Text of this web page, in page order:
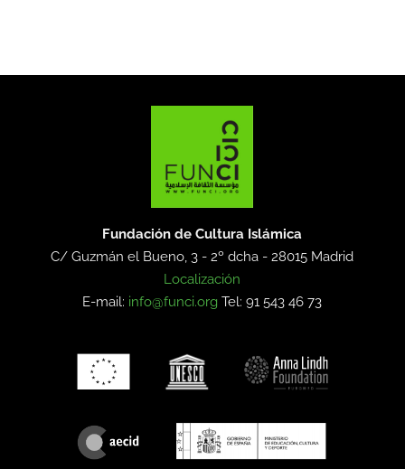
Fundación de Cultura Islámica
C/ Guzmán el Bueno, 3 - 2º dcha -28015 Madrid
Localización
E-mail: info@funci.org Tel: 91 543 46 73